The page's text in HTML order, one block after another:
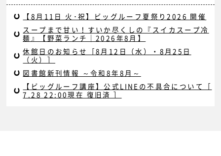
【8月11日 火･祝】ビッグルーフ夏祭り2026 開催
スープまで甘い！すいか尽くしの『スイカスープ冷
麺』【野菜ランチ｜2026年8月】
休館日のお知らせ［8月12日（水）・8月25日
（火）］
図書館新刊情報 ～令和8年8月～
【ビッグルーフ講座】公式LINEの不具合について［
7.28 22:00現在 復旧済 ］